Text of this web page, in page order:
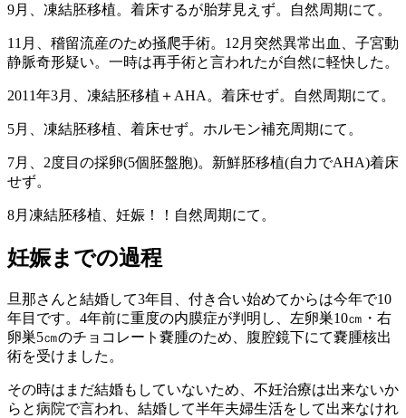
9月、凍結胚移植。着床するが胎芽見えず。自然周期にて。
11月、稽留流産のため掻爬手術。12月突然異常出血、子宮動
静脈奇形疑い。一時は再手術と言われたが自然に軽快した。
2011年3月、凍結胚移植＋AHA。着床せず。自然周期にて。
5月、凍結胚移植、着床せず。ホルモン補充周期にて。
7月、2度目の採卵(5個胚盤胞)。新鮮胚移植(自力でAHA)着床
せず。
8月凍結胚移植、妊娠！！自然周期にて。
妊娠までの過程
旦那さんと結婚して3年目、付き合い始めてからは今年で10
年目です。4年前に重度の内膜症が判明し、左卵巣10㎝・右
卵巣5㎝のチョコレート嚢腫のため、腹腔鏡下にて嚢腫核出
術を受けました。
その時はまだ結婚もしていないため、不妊治療は出来ないか
らと病院で言われ、結婚して半年夫婦生活をして出来なけれ